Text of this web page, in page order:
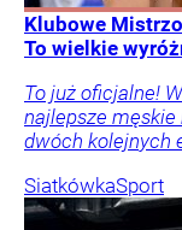
Klubowe
To wielkie
To już oficjalne!
najlepsze
dwóch kolejnych
SiatkówkaSport